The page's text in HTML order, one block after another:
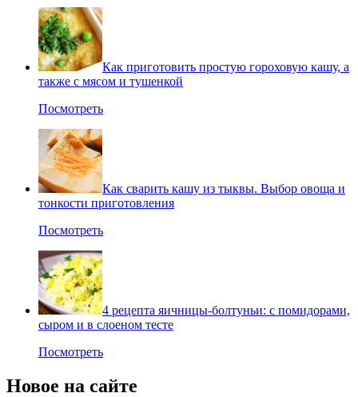
Как приготовить простую гороховую кашу, а
также с мясом и тушенкой
Посмотреть
Как сварить кашу из тыквы. Выбор овоща и
тонкости приготовления
Посмотреть
4 рецепта яичницы-болтуньи: с помидорами,
сыром и в слоеном тесте
Посмотреть
Новое на сайте